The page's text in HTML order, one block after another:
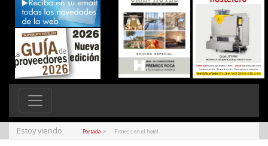
Estoy viendo Portada » Fitness en el hotel